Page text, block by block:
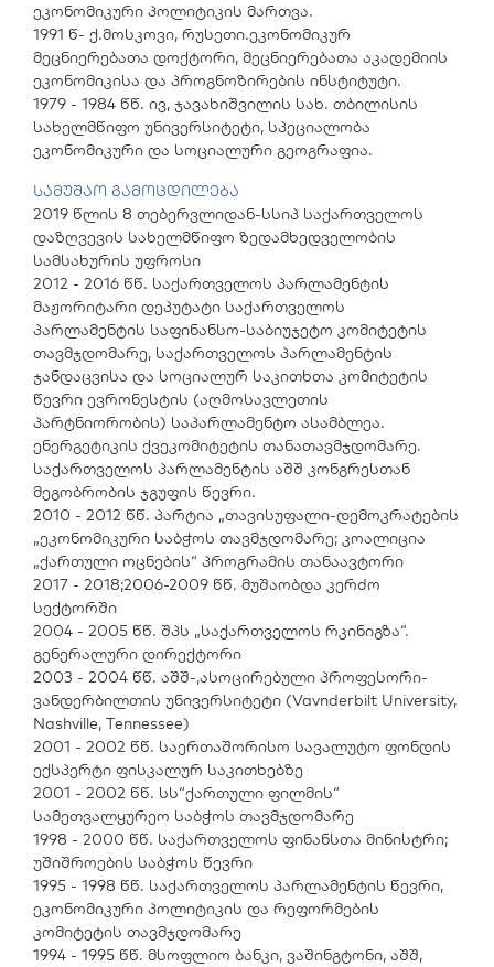
ეკონომიკური პოლიტიკის მართვა.
1991 წ- ქ.მოსკოვი, რუსეთი.ეკონომიკურ
მეცნიერებათა დოქტორი, მეცნიერებათა აკადემიის
ეკონომიკისა და პროგნოზირების ინსტიტუტი.
1979 - 1984 წწ. ივ, ჯავახიშვილის სახ. თბილისის
სახელმწიფო უნივერსიტეტი, სპეციალობა
ეკონომიკური და სოციალური გეოგრაფია.
სამუშაო გამოცდილება
2019 წლის 8 თებერვლიდან-სსიპ საქართველოს
დაზღვევის სახელმწიფო ზედამხედველობის
სამსახურის უფროსი
2012 - 2016 წწ. საქართველოს პარლამენტის
მაჟორიტარი დეპუტატი საქართველოს
პარლამენტის საფინანსო-საბიუჯეტო კომიტეტის
თავმჯდომარე, საქართველოს პარლამენტის
ჯანდაცვისა და სოციალურ საკითხთა კომიტეტის
წევრი ევრონესტის (აღმოსავლეთის
პარტნიორობის) საპარლამენტო ასამბლეა.
ენერგეტიკის ქვეკომიტეტის თანათავმჯდომარე.
საქართველოს პარლამენტის აშშ კონგრესთან
მეგობრობის ჯგუფის წევრი.
2010 - 2012 წწ. პარტია „თავისუფალი-დემოკრატების
„ეკონომიკური საბჭოს თავმჯდომარე; კოალიცია
„ქართული ოცნების“ პროგრამის თანაავტორი
2017 - 2018;2006-2009 წწ. მუშაობდა კერძო
სექტორში
2004 - 2005 წწ. შპს „საქართველოს რკინიგზა“.
გენერალური დირექტორი
2003 - 2004 წწ. აშშ-,ასოცირებული პროფესორი-
ვანდერბილთის უნივერსიტეტი (Vavnderbilt University,
Nashville, Tennessee)
2001 - 2002 წწ. საერთაშორისო სავალუტო ფონდის
ექსპერტი ფისკალურ საკითხებზე
2001 - 2002 წწ. სს“ქართული ფილმის“
სამეთვალყურეო საბჭოს თავმჯდომარე
1998 - 2000 წწ. საქართველოს ფინანსთა მინისტრი;
უშიშროების საბჭოს წევრი
1995 - 1998 წწ. საქართველოს პარლამენტის წევრი,
ეკონომიკური პოლიტიკის და რეფორმების
კომიტეტის თავმჯდომარე
1994 - 1995 წწ. მსოფლიო ბანკი, ვაშინგტონი, აშშ,